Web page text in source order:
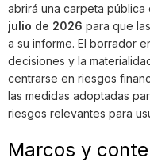
abrirá una carpeta pública
julio de 2026 para que
a su informe. El borrador
decisiones y la
centrarse en riesgos
las medidas adoptadas
riesgos relevantes para
Marcos y